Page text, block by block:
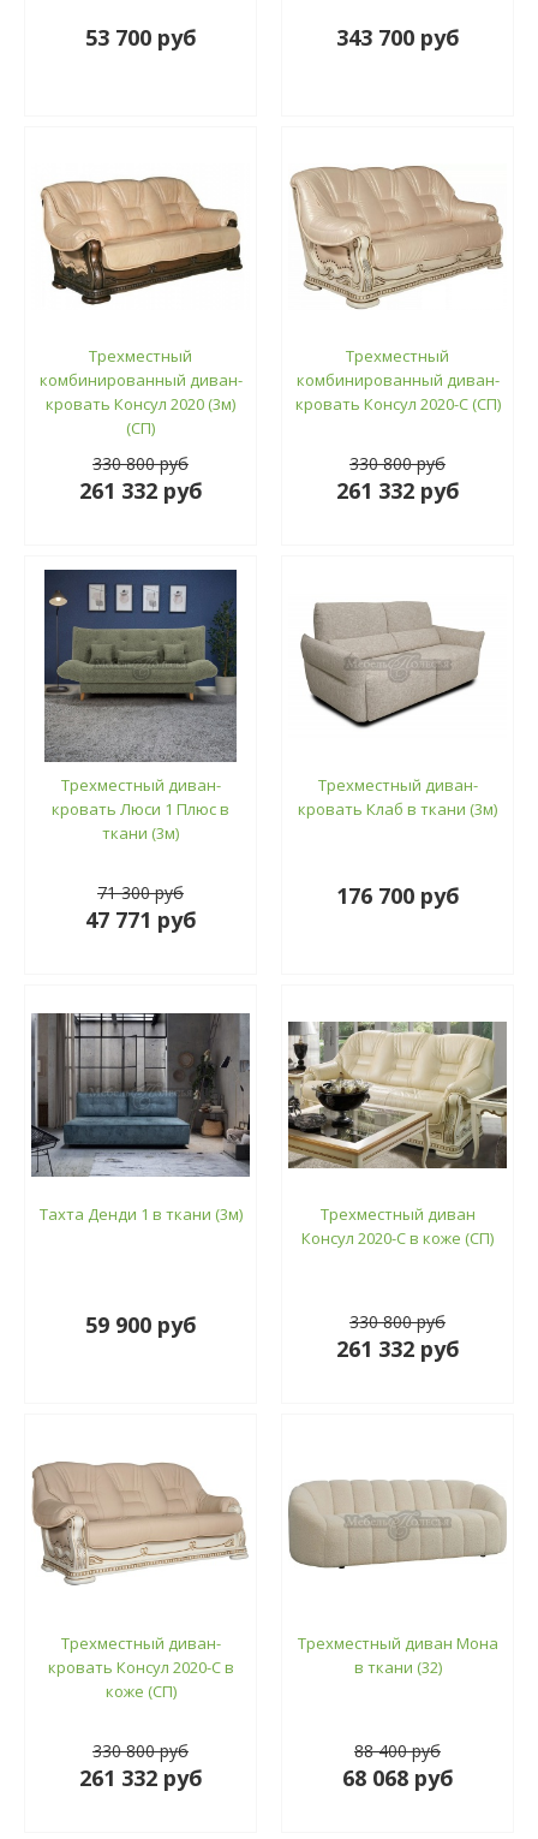
53 700 руб 343 700 руб
Трехместный
комбинированный диван-
кровать Консул 2020 (3м)
(СП)
330 800 руб
261 332 руб
Трехместный
комбинированный диван-
кровать Консул 2020-С (СП)
330 800 руб
261 332 руб
Трехместный диван-
кровать Люси 1 Плюс в
ткани (3м)
71 300 руб
47 771 руб
Трехместный диван-
кровать Клаб в ткани (3м)
176 700 руб
Тахта Денди 1 в ткани (3м)
59 900 руб
Трехместный диван
Консул 2020-С в коже (СП)
330 800 руб
261 332 руб
Трехместный диван-
кровать Консул 2020-С в
коже (СП)
330 800 руб
261 332 руб
Трехместный диван Мона
в ткани (32)
88 400 руб
68 068 руб